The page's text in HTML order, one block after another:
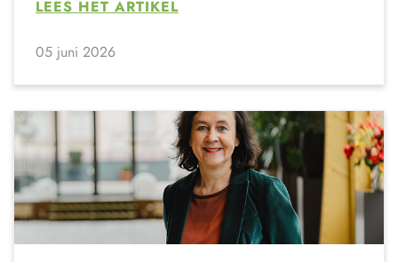
LEES HET ARTIKEL
05 juni 2026